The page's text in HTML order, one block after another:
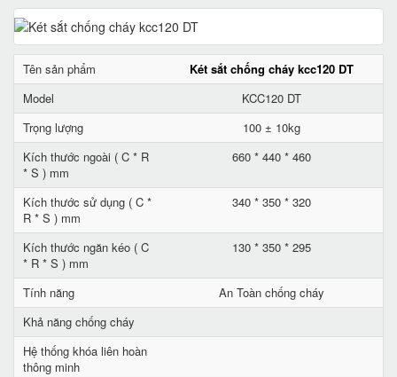
Tên sản phẩm
Két sắt chống cháy kcc120 DT
Model
KCC120 DT
Trọng lượng
100 ± 10kg
Kích thước ngoài ( C * R
* S ) mm
660 * 440 * 460
Kích thước sử dụng ( C *
R * S ) mm
340 * 350 * 320
Kích thước ngăn kéo ( C
* R * S ) mm
130 * 350 * 295
Tính năng
An Toàn chống cháy
Khả năng chống cháy
Hệ thống khóa liên hoàn
thông minh